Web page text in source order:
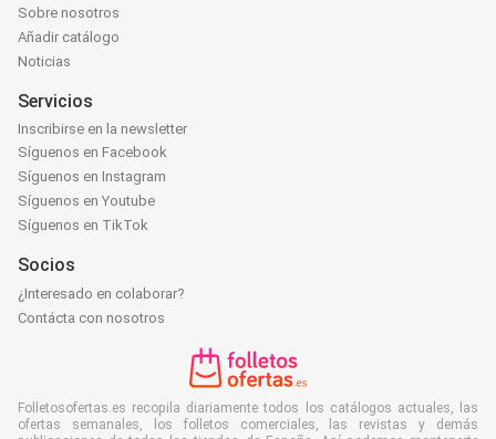
Sobre nosotros
Añadir catálogo
Noticias
Servicios
Inscribirse en la newsletter
Síguenos en Facebook
Síguenos en Instagram
Síguenos en Youtube
Síguenos en TikTok
Socios
¿Interesado en colaborar?
Contácta con nosotros
Folletosofertas.es recopila diariamente todos los catálogos actuales, las
ofertas semanales, los folletos comerciales, las revistas y demás